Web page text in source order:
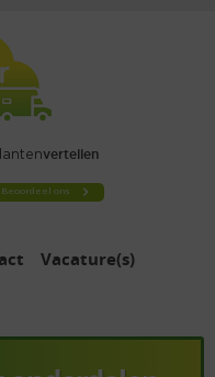
Vacature(s)